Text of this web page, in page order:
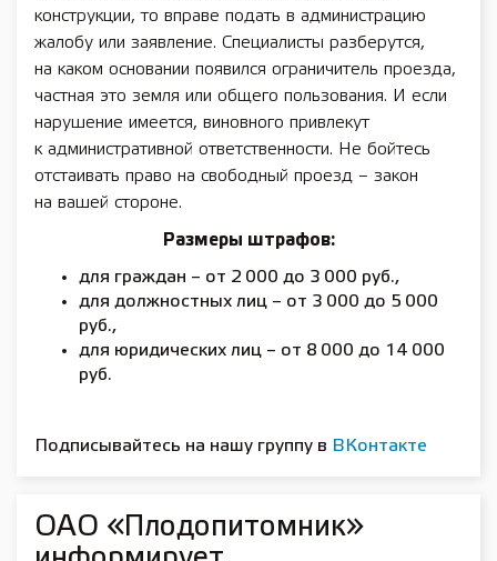
конструкции, то вправе подать в администрацию
жалобу или заявление. Специалисты разберутся,
на каком основании появился ограничитель проезда,
частная это земля или общего пользования. И если
нарушение имеется, виновного привлекут
к административной ответственности. Не бойтесь
отстаивать право на свободный проезд – закон
на вашей стороне.
Размеры штрафов:
для граждан – от 2 000 до 3 000 руб.,
для должностных лиц – от 3 000 до 5 000
руб.,
для юридических лиц – от 8 000 до 14 000
руб.
Подписывайтесь на нашу группу в ВКонтакте
ОАО «Плодопитомник»